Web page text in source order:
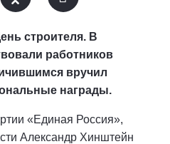
строителя. В
работников
вручил
награды.
«Единая Россия»,
Александр Хинштейн